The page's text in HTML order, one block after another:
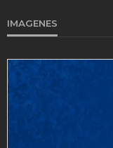
IMAGENES